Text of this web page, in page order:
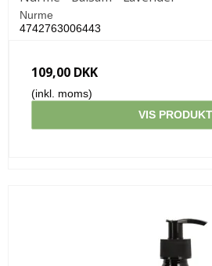
Nurme
4742763006443
109,00 DKK
(inkl. moms)
VIS PRODUKT